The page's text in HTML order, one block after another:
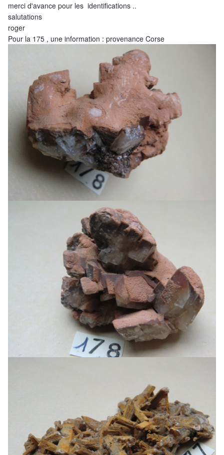
merci d'avance pour les identifications ..
salutations
roger
Pour la 175 , une information : provenance Corse